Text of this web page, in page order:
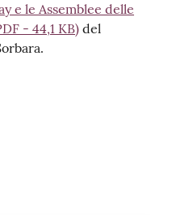
e le Assemblee delle
- 44,1 KB) del